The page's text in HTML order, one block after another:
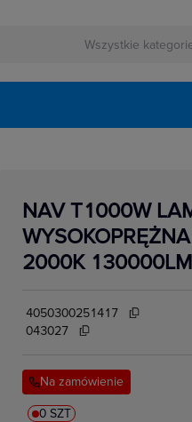
NAV T1000W
2000K
4050300251417
043027
Na zamówienie
0 SZT